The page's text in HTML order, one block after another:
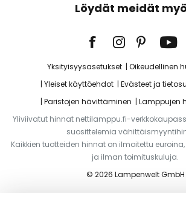
Löydät meidät
Yksityisyysasetukset
Oikeudellinen
Yleiset käyttöehdot
Evästeet ja
Paristojen hävittäminen
Lamppujen
Yliviivatut hinnat nettilamppu.fi-
suosittelemia
Kaikkien tuotteiden hinnat on ilmoitettu euroina,
ja ilman toimituskuluja.
© 2026 Lampenwelt GmbH